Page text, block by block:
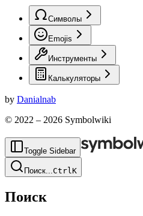
Символы
Emojis
Инструменты
Калькуляторы
by Danialnab
© 2022 – 2026 Symbolwiki
Toggle Sidebar
Поиск...CtrlK
Поиск